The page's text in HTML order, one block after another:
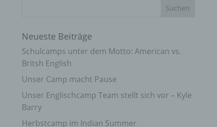
Neueste Beiträge
Schulcamps unter dem Motto: American vs.
Britsh English
Unser Camp macht Pause
Unser Englischcamp Team stellt sich vor – Kyle
Barry
Herbstcamp im Indian Summer